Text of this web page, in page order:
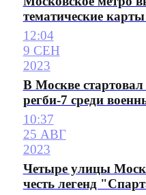
тематические
12:04
9 СЕН
2023
В Москве
регби-7 среди
10:37
25 АВГ
2023
Четыре улицы
честь легенд